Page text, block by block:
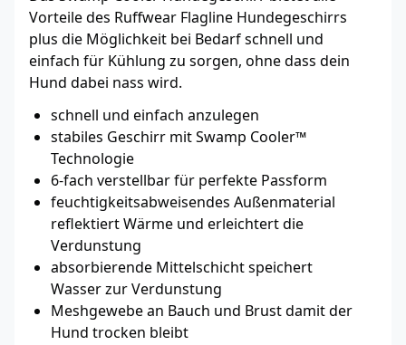
Vorteile des Ruffwear Flagline Hundegeschirrs
plus die Möglichkeit bei Bedarf schnell und
einfach für Kühlung zu sorgen, ohne dass dein
Hund dabei nass wird.
schnell und einfach anzulegen
stabiles Geschirr mit Swamp Cooler™
Technologie
6-fach verstellbar für perfekte Passform
feuchtigkeitsabweisendes Außenmaterial
reflektiert Wärme und erleichtert die
Verdunstung
absorbierende Mittelschicht speichert
Wasser zur Verdunstung
Meshgewebe an Bauch und Brust damit der
Hund trocken bleibt